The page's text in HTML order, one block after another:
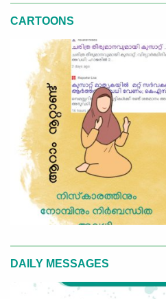
CARTOONS
DAILY MESSAGES